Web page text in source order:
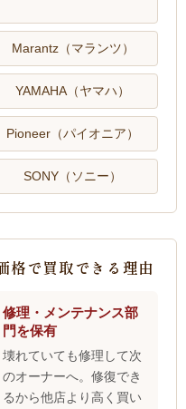
Marantz（マランツ）
YAMAHA（ヤマハ）
Pioneer（パイオニア）
SONY（ソニー）
格で買取できる理由
修理・メンテナンス部
門を保有
壊れていても修理して次
のオーナーへ。修復でき
るから他店より高く買い